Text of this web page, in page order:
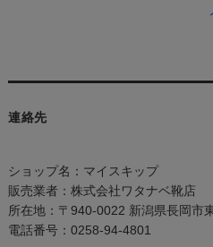
連絡先
ショップ名：マイスキップ
販売業者：株式会社ワタナベ靴店
所在地：〒940-0022 新潟県長岡市
電話番号：0258-94-4801